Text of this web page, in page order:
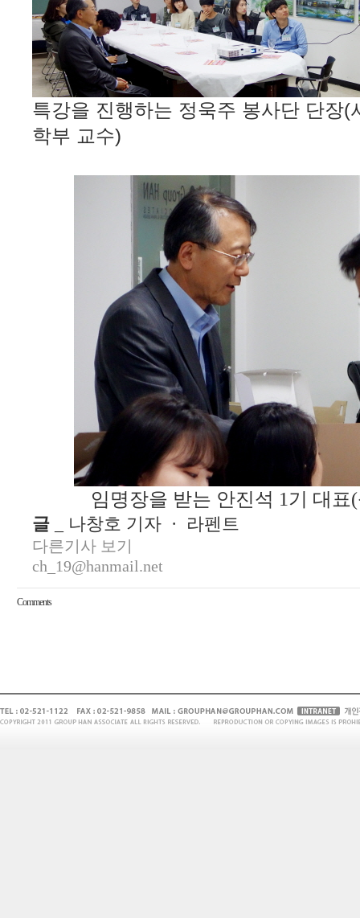
특강을 진행하는 정욱주 봉사단 단장
학부 교수)
임명장을 받는 안진석 1기 대
글 _ 나창호 기자 · 라펜트
다른기사 보기
ch_19@hanmail.net
Comments